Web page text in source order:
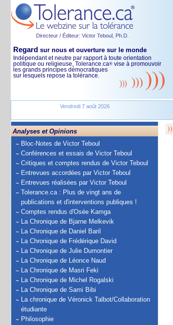
Directeur / Éditeur: Victor Teboul, Ph.D.
Regard sur nous et ouverture sur le monde
Indépendant et neutre par rapport à toute orientation
politique ou religieuse, Tolerance.ca® vise à promouvoir
les grands principes démocratiques
sur lesquels repose la tolérance.
Vendredi 7 août 2026
Analyses et Opinions
Bloc-Notes de Victor Teboul
Conférences et essais de Victor Teboul
Critiques et comptes rendus de Victor Teboul
Entrevues accordées par Victor Teboul
Entrevues réalisées par Victor Teboul
Tolerance.ca : Plus de vingt ans de
publications et d'interventions publiques !
Comptes rendus d'Osée Kamga
La Chronique de Bjarne Melkevik
La Chronique de Daniel Baril
La Chronique de Frédérique David
La Chronique de Julie Dumontier
La Chronique de Léonce Naud
La Chronique de Masri Feki
La Chronique de Michel Rogalski
La Chronique de Sami Bibi
La chronique de Véronick Talbot/Collaboration
étudiante
Philosophie